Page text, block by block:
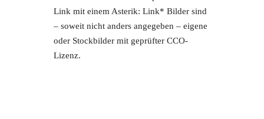
Link mit einem Asterik: Link* Bilder sind
– soweit nicht anders angegeben – eigene
oder Stockbilder mit geprüfter CCO-
Lizenz.